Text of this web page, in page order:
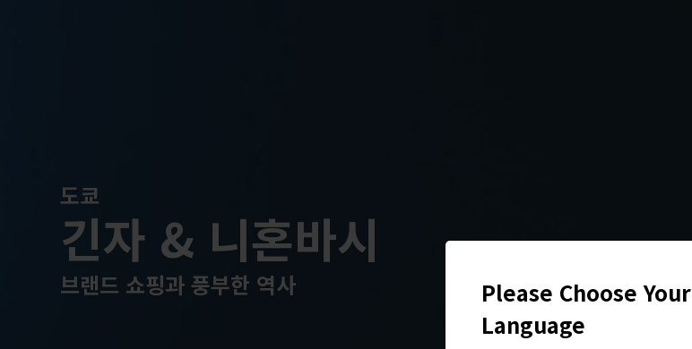
Please Choose Your
Language
도쿄
긴자 & 니혼바시
브랜드 쇼핑과 풍부한 역사